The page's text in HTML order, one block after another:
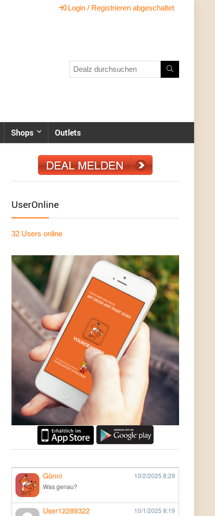
Login / Registrieren abgeschaltet
Shops Outlets
UserOnline
32 Users online
Günni 10/2/2025 8:29
Was genau?
User12289322 10/1/2025 8:19